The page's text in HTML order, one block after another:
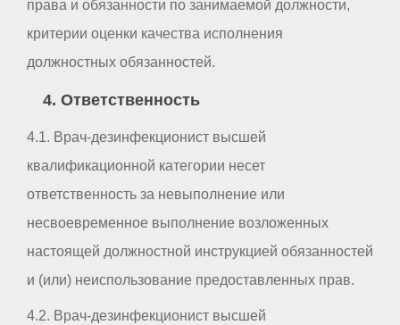
права и обязанности по занимаемой должности,
критерии оценки качества исполнения
должностных обязанностей.
4. Ответственность
4.1. Врач-дезинфекционист высшей
квалификационной категории несет
ответственность за невыполнение или
несвоевременное выполнение возложенных
настоящей должностной инструкцией обязанностей
и (или) неиспользование предоставленных прав.
4.2. Врач-дезинфекционист высшей